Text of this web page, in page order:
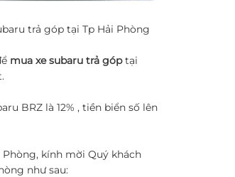
trả góp tại Tp Hải Phòng
mua xe subaru trả góptại
BRZ là 12% , tiền biển số lên
kính mời Quý khách
như sau: